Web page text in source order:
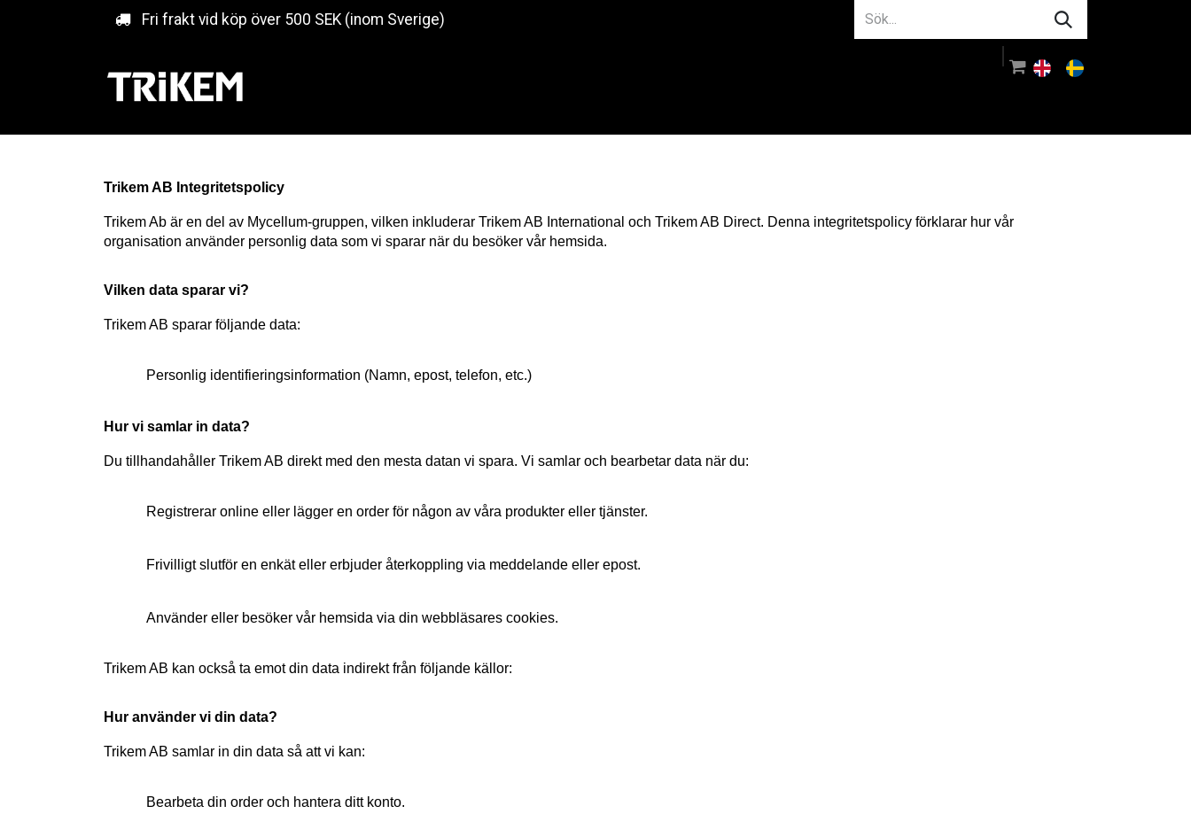
Fri frakt vid köp över 500 SEK (inom Sverige)
Trikem AB Integritetspolicy
Trikem Ab är en del av Mycellum-gruppen, vilken inkluderar Trikem AB International och Trikem AB Direct. Denna integritetspolicy förklarar hur vår
organisation använder personlig data som vi sparar när du besöker vår hemsida.
Vilken data sparar vi?
Trikem AB sparar följande data:
Personlig identifieringsinformation (Namn, epost, telefon, etc.)
Hur vi samlar in data?
Du tillhandahåller Trikem AB direkt med den mesta datan vi spara. Vi samlar och bearbetar data när du:
Registrerar online eller lägger en order för någon av våra produkter eller tjänster.
Frivilligt slutför en enkät eller erbjuder återkoppling via meddelande eller epost.
Använder eller besöker vår hemsida via din webbläsares cookies.
Trikem AB kan också ta emot din data indirekt från följande källor:
Hur använder vi din data?
Trikem AB samlar in din data så att vi kan:
Bearbeta din order och hantera ditt konto.